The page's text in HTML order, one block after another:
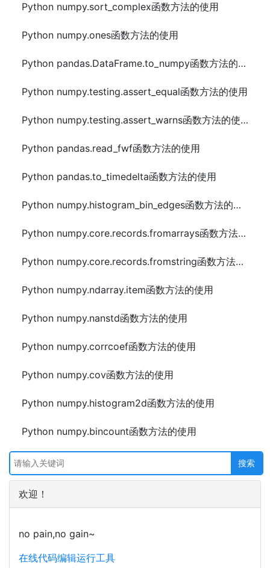
Python numpy.sort_complex函数方法的使用
Python numpy.ones函数方法的使用
Python pandas.DataFrame.to_numpy函数方法的使用
Python numpy.testing.assert_equal函数方法的使用
Python numpy.testing.assert_warns函数方法的使用
Python pandas.read_fwf函数方法的使用
Python pandas.to_timedelta函数方法的使用
Python numpy.histogram_bin_edges函数方法的使用
Python numpy.core.records.fromarrays函数方法的使用
Python numpy.core.records.fromstring函数方法的使用
Python numpy.ndarray.item函数方法的使用
Python numpy.nanstd函数方法的使用
Python numpy.corrcoef函数方法的使用
Python numpy.cov函数方法的使用
Python numpy.histogram2d函数方法的使用
Python numpy.bincount函数方法的使用
欢迎！
no pain,no gain~
在线代码编辑运行工具